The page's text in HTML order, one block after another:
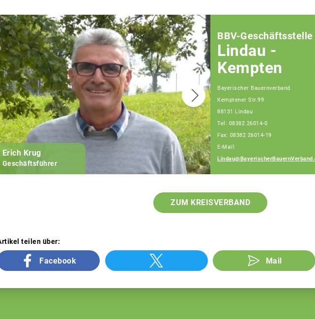
Erich Krug
Geschäftsführer
Teamassistenz
Kempten-Lindau
Koscielny
BBV-Geschäftsstelle
Lindau -
Kempten
Bayerischer Bauernverband
Kemptener Str.99
88131 Lindau
Tel: 08382 26014-0
Fax: 08382 26014-19
E-Mail:
ZUM KREISVERBAND
teilen über:
Facebook Mail